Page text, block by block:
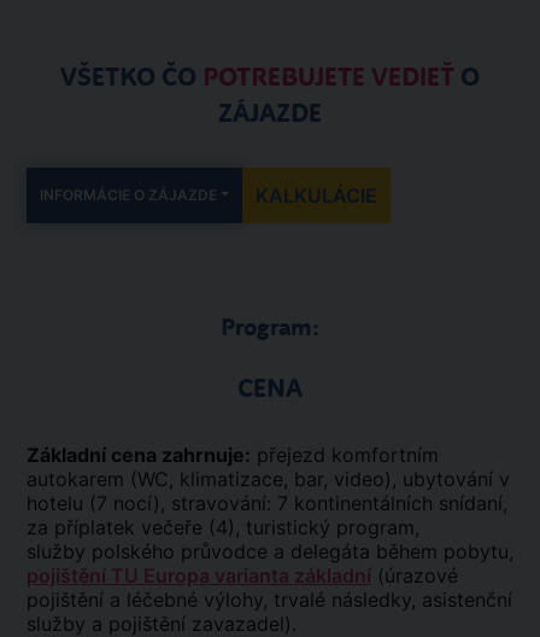
VŠETKO ČO POTREBUJETE VEDIEŤ O
ZÁJAZDE
INFORMÁCIE O ZÁJAZDE KALKULÁCIE
Program:
CENA
Základní cena zahrnuje: přejezd komfortním
autokarem (WC, klimatizace, bar, video), ubytování v
hotelu (7 nocí), stravování: 7 kontinentálních snídaní,
za příplatek večeře (4), turistický program,
služby polského průvodce a delegáta během pobytu,
pojištění TU Europa varianta základní (úrazové
pojištění a léčebné výlohy, trvalé následky, asistenční
služby a pojištění zavazadel).